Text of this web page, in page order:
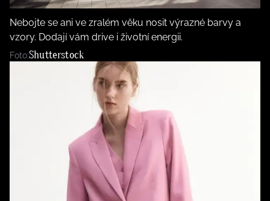
Nebojte se ani ve zralém věku nosit výrazné barvy a
vzory. Dodají vám drive i životní energii.
Foto:Shutterstock